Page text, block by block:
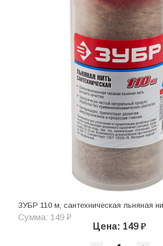
ЗУБР 110 м, сантехническая льняная
Сумма: 149 ₽
Цена: 149 ₽